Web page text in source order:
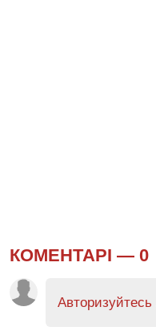
КОМЕНТАРІ — 0
Авторизуйтесь